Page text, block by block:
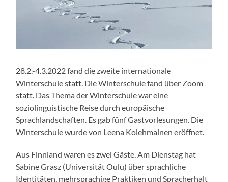
28.2.-4.3.2022 fand die zweite internationale
Winterschule statt. Die Winterschule fand über Zoom
statt. Das Thema der Winterschule war eine
soziolinguistische Reise durch europäische
Sprachlandschaften. Es gab fünf Gastvorlesungen. Die
Winterschule wurde von Leena Kolehmainen eröffnet.
Aus Finnland waren es zwei Gäste. Am Dienstag hat
Sabine Grasz (Universität Oulu) über sprachliche
Identitäten, mehrsprachige Praktiken und Spracherhalt